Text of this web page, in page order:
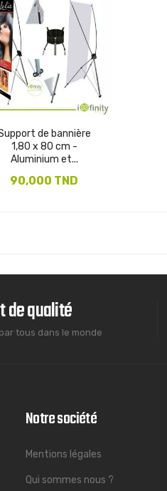
(1)
de bannière
1,80 x 80 cm -
Aluminium et...
90,000 TND
de qualité
tous dans le monde
Notre société
Mentions légales
Qui sommes nous ?